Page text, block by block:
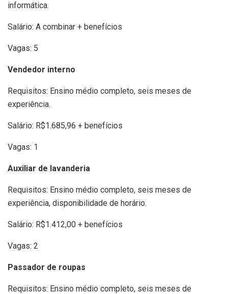
informática.
Salário: A combinar + benefícios
Vagas: 5
Vendedor interno
Requisitos: Ensino médio completo, seis meses de
experiência.
Salário: R$1.685,96 + benefícios
Vagas: 1
Auxiliar de lavanderia
Requisitos: Ensino médio completo, seis meses de
experiência, disponibilidade de horário.
Salário: R$1.412,00 + benefícios
Vagas: 2
Passador de roupas
Requisitos: Ensino médio completo, seis meses de